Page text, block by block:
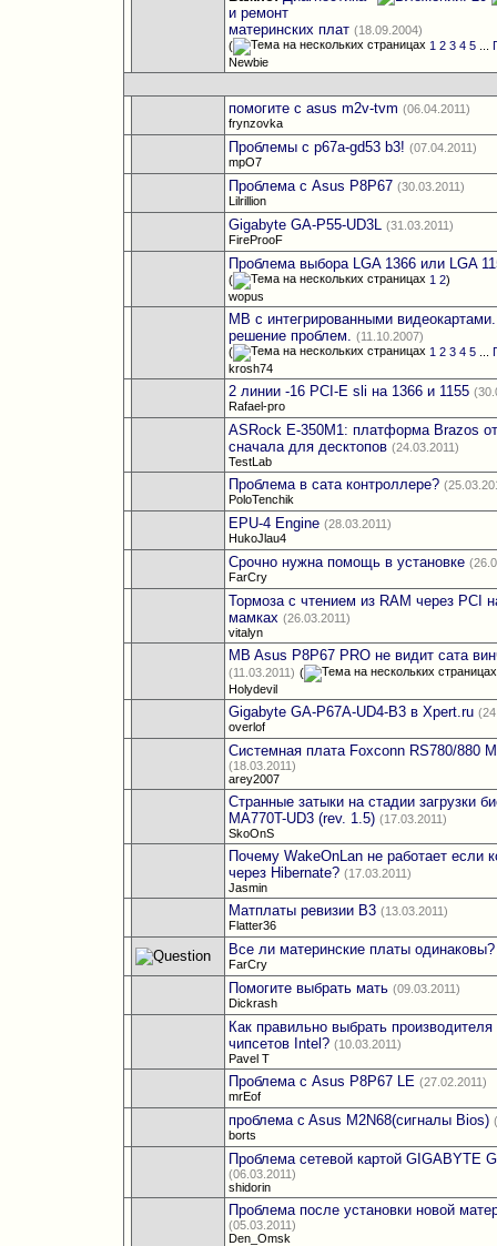
и ремонт
материнских плат (18.09.2004)
(
1 2 3 4 5 ...
Newbie
помогите с asus m2v-tvm (06.04.2011)
frynzovka
Проблемы с p67a-gd53 b3! (07.04.2011)
mpO7
Проблема с Asus P8P67 (30.03.2011)
Lilrillion
Gigabyte GA-P55-UD3L (31.03.2011)
FireProoF
Проблема выбора LGA 1366 или LGA
( 1 2)
wopus
MB с интегрированными
решение проблем. (11.10.2007)
(
1 2 3 4 5 ...
krosh74
2 линии -16 PCI-E sli на 1366 и 1155
Rafael-pro
ASRock E-350M1: платформа Brazos
сначала для десктопов (24.03.2011)
TestLab
Проблема в сата контроллере?
PoloTenchik
EPU-4 Engine (28.03.2011)
HukoJlau4
Срочно нужна помощь в установке
FarCry
Тормоза с чтением из RAM через PCI
мамках (26.03.2011)
vitalyn
MB Asus P8P67 PRO не видит сата
(11.03.2011) (
Holydevil
Gigabyte GA-P67A-UD4-B3 в Xpert.ru
overlof
Системная плата Foxconn RS780/880
(18.03.2011)
arey2007
Странные затыки на стадии загрузки
MA770T-UD3 (rev. 1.5) (17.03.2011)
SkoOnS
Почему WakeOnLan не работает если
через Hibernate? (17.03.2011)
Jasmin
Матплаты ревизии B3 (13.03.2011)
Flatter36
Все ли материнские платы одинаковы?
FarCry
Помогите выбрать мать (09.03.2011)
Dickrash
Как правильно выбрать
чипсетов Intel? (10.03.2011)
Pavel T
Проблема с Asus P8P67 LE (27.02.2011)
mrEof
проблема c Asus M2N68(сигналы Bios)
borts
Проблема сетевой картой GIGABYTE
(06.03.2011)
shidorin
Проблема после установки новой
(05.03.2011)
Den_Omsk